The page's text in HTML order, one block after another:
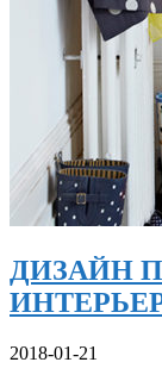
ДИЗАЙН
2018-01-21